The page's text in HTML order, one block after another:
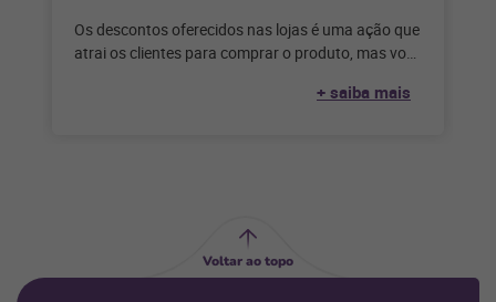
Os descontos oferecidos nas lojas é uma ação que
atrai os clientes para comprar o produto, mas você
+ saiba mais
Voltar ao topo